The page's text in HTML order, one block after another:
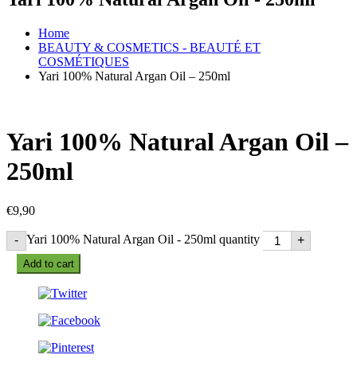
Home
BEAUTY & COSMETICS - BEAUTÉ ET
COSMÉTIQUES
Yari 100% Natural Argan Oil – 250ml
Yari 100% Natural Argan Oil –
250ml
€9,90
- Yari 100% Natural Argan Oil - 250ml quantity +
Add to cart